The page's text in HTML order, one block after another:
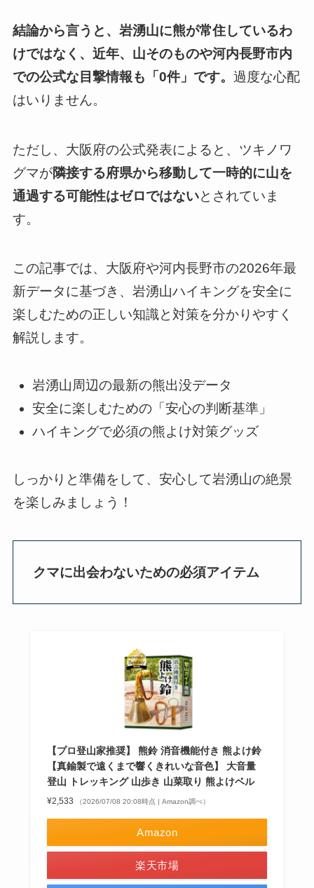
結論から言うと、岩湧山に熊が常住しているわ
けではなく、近年、山そのものや河内長野市内
での公式な目撃情報も「0件」です。 過度な心配
はいりません。
ただし、大阪府の公式発表によると、ツキノワ
グマが隣接する府県から移動して一時的に山を
通過する可能性はゼロではないとされていま
す。
この記事では、大阪府や河内長野市の2026年最
新データに基づき、岩湧山ハイキングを安全に
楽しむための正しい知識と対策を分かりやすく
解説します。
岩湧山周辺の最新の熊出没データ
安全に楽しむための「安心の判断基準」
ハイキングで必須の熊よけ対策グッズ
しっかりと準備をして、安心して岩湧山の絶景
を楽しみましょう！
クマに出会わないための必須アイテム
【プロ登山家推奨】 熊鈴 消音機能付き 熊よけ鈴
【真鍮製で遠くまで響くきれいな音色】 大音量
登山 トレッキング 山歩き 山菜取り 熊よけベル
¥2,533 （2026/07/08 20:08時点 | Amazon調べ）
Amazon
楽天市場